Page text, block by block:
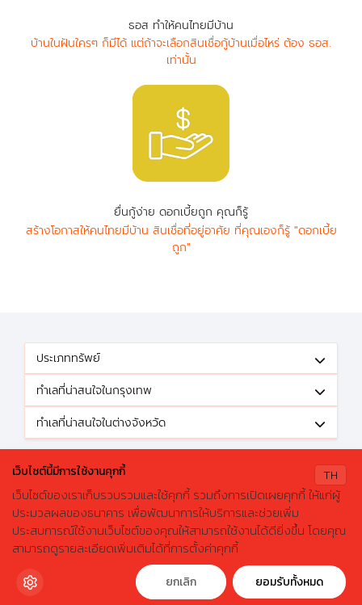
ค้นหาบ้านมือสองธอส.
ลองเปลี่ยนมาใช้ผ่านแอปดูสิ ใช้ง่าย รวดเร็ว โหลดเลย!
X
ธอส ทำให้คนไทยมีบ้าน
บ้านในฝันใครๆ ก็มีได้ แต่ถ้าจะเลือกสินเชื่อกู้บ้านเมื่อไหร่ ต้อง ธอส.
เท่านั้น
ยื่นกู้ง่าย ดอกเบี้ยถูก คุณก็รู้
สร้างโอกาสให้คนไทยมีบ้าน สินเชื่อที่อยู่อาศัย ที่คุณเองก็รู้ "ดอกเบี้ย
ถูก"
ประเภททรัพย์
ทำเลที่น่าสนใจในกรุงเทพ
ทำเลที่น่าสนใจในต่างจังหวัด
© 2026 GHBhomecenter.com. All rights reserved.
ธนาคารอาคารสงเคราะห์ (สำนักงานใหญ่) 63 ถนนพระราม 9 เขตห้วยขวาง
กรุงเทพมหานคร 10310
โทรศัพท์: 0-2645-9000 โทรสาร: 0-2645-9001 อีเมล :
crm@ghb.co.thเว็บไซต์
www.ghbank.co.th
TH
เว็บไซต์นี้มีการใช้งานคุกกี้
เว็บไซต์ของเราเก็บรวบรวมและใช้คุกกี้ รวมถึงการเปิดเผยคุกกี้ ให้แก่ผู้
ประมวลผลของธนาคาร เพื่อพัฒนาการให้บริการและช่วยเพิ่ม
ประสบการณ์ใช้งานเว็บไซต์ของคุณให้สามารถใช้งานได้ดียิ่งขึ้น โดยคุณ
สามารถดูรายละเอียดเพิ่มเติมได้ที่การตั้งค่าคุกกี้
ยกเลิก ยอมรับทั้งหมด